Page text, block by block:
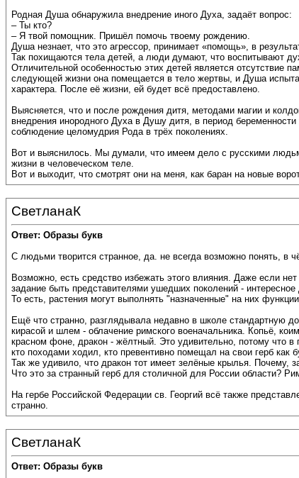
Родная Душа обнаружила внедрение иного Духа, задаёт вопрос:
– Ты кто?
– Я твой помощник. Пришёл помочь твоему рождению.
Душа незнает, что это агрессор, принимает «помощь», в
Так похищаются тела детей, а люди думают, что воспитывают
Отличительной особенностью этих детей является
следующей жизни она помещается в тело жертвы, и Душа
характера. После её жизни, ей будет всё предоставлено.
Выясняется, что и после рождения дитя, методами магии и
внедрения инородного Духа в Душу дитя, в период
соблюдение целомудрия Рода в трёх поколениях.
Вот и выяснилось. Мы думали, что имеем дело с русскими
жизни в человеческом теле.
Вот и выходит, что смотрят они на меня, как баран на новые
СветланаК
Ответ: Образы букв
С людьми творится странное, да. не всегда возможно понять, в
Возможно, есть средство избежать этого влияния. Даже если
задание быть представителями ушедших поколений -
То есть, растения могут выполнять "назначенные" на них
Ещё что странно, разглядывала недавно в школе стандартную
кирасой и шлем - облачение римского военачальника. Копьё,
красном фоне, дракон - жёлтный. Это удивительно, потому что в
кто походами ходил, кто превентивно помещал на свои герб
Так же удивило, что дракон тот имеет зелёные крылья. Почему,
Что это за странный герб для столичной для России области?
На гербе Российской Федерации св. Георгий всё также
странно.
СветланаК
Ответ: Образы букв